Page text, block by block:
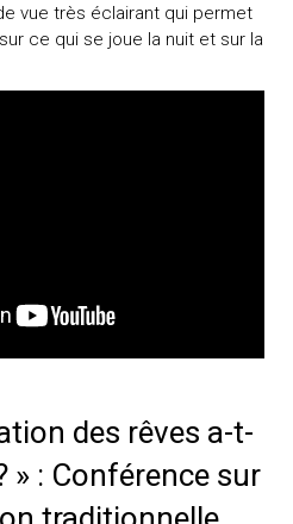
vue très éclairant qui permet
ce qui se joue la nuit et sur la
des rêves a-t-
» : Conférence sur